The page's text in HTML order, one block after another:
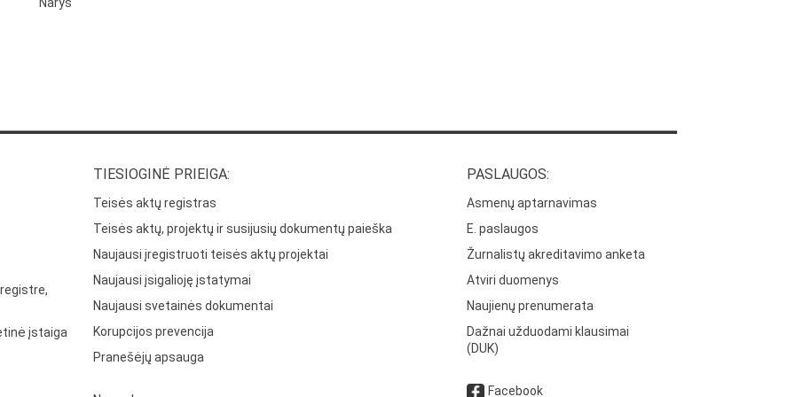
įstaiga
TIESIOGINĖ PRIEIGA:
Teisės aktų registras
Teisės aktų, projektų ir susijusių dokumentų paieška
Naujausi įregistruoti teisės aktų projektai
Naujausi įsigalioję įstatymai
Naujausi svetainės dokumentai
Korupcijos prevencija
Pranešėjų apsauga
PASLAUGOS:
Asmenų aptarnavimas
E. paslaugos
Žurnalistų akreditavimo anketa
Atviri duomenys
Naujienų prenumerata
Dažnai užduodami klausimai
(DUK)
Facebook